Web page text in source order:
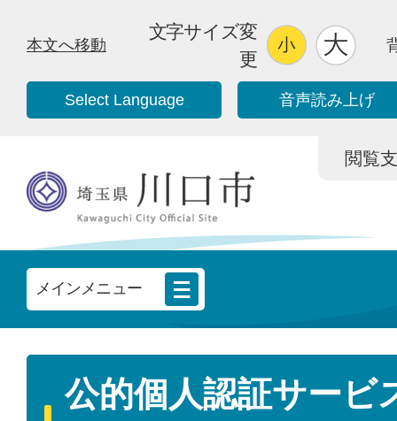
本文へ移動
文字サイズ変
更
Select Language 音声読み上げ
閲覧
メインメニュー
公的個人認証サービ